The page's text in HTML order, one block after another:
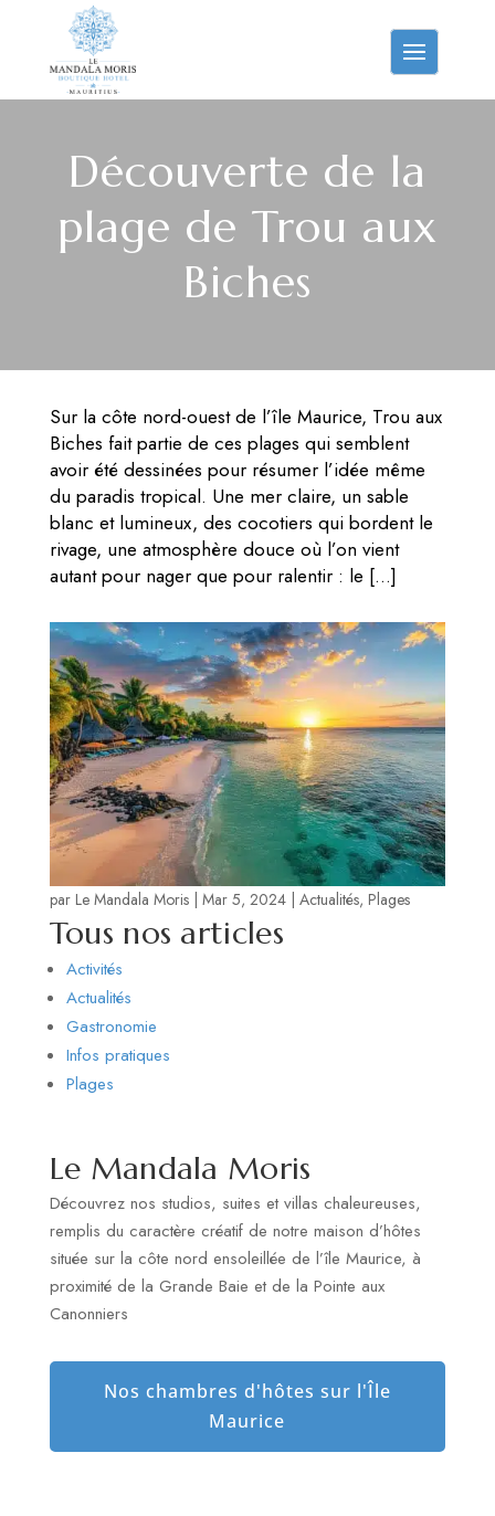
Découverte de la
plage de Trou aux
Biches
Sur la côte nord-ouest de l’île Maurice, Trou aux
Biches fait partie de ces plages qui semblent
avoir été dessinées pour résumer l’idée même
du paradis tropical. Une mer claire, un sable
blanc et lumineux, des cocotiers qui bordent le
rivage, une atmosphère douce où l’on vient
autant pour nager que pour ralentir : le […]
par Le Mandala Moris| Mar 5, 2024| Actualités, Plages
Tous nos articles
Activités
Actualités
Gastronomie
Infos pratiques
Plages
Le Mandala Moris
Découvrez nos studios, suites et villas chaleureuses,
remplis du caractère créatif de notre maison d’hôtes
située sur la côte nord ensoleillée de l’île Maurice, à
proximité de la Grande Baie et de la Pointe aux
Canonniers
Nos chambres d'hôtes sur l'Île
Maurice